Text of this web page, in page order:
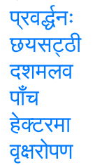
प्रवर्द्धनः
छयसट्ठी
दशमलव
पाँच
हेक्टरमा
वृक्षरोपण